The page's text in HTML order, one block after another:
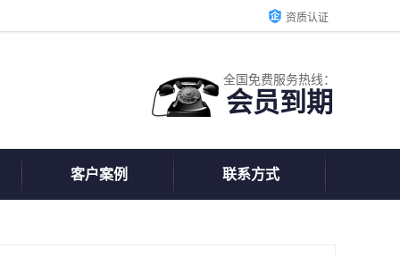
资质认证
全国免费服务热线：
会员到期
客户案例 联系方式